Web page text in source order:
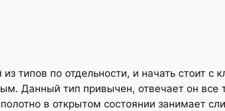
типов по отдельности, и начать стоит с
Данный тип привычен, отвечает он все
в открытом состоянии занимает